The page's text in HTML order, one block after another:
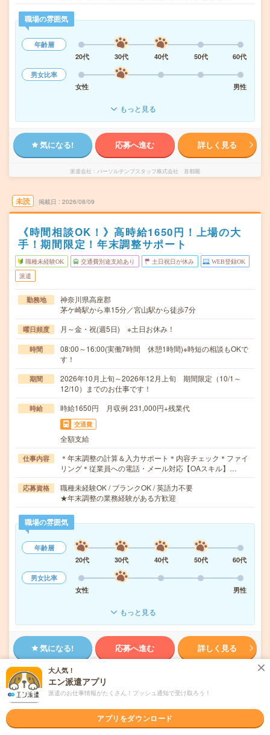
職場の雰囲気
年齢層
20代
30代 40代 50代
60代
男女比率
女性
男性
もっと見る
気になる! 応募へ進む 詳しく見る
派遣会社 パーソルテンプスタッフ株式会社 首都圏
未読 掲載日 2026/08/09
《時間相談OK！》高時給1650円！上場の大
手！期間限定！年末調整サポート
職種未経験OK 交通費別途支給あり 土日祝日が休み WEB登録OK
派遣
勤務地
神奈川県高座郡
茅ケ崎駅から車15分／宮山駅から徒歩7分
曜日頻度 月～金・祝(週5日) ※土日お休み！
時間
08:00～16:00(実働7時間 休憩1時間)※時短の相談もOKで
す！
期間
2026年10月上旬～2026年12月上旬 期間限定（10/1～
12/10）までのお仕事です！
時給 時給1650円 月収例 231,000円+残業代
交通費
全額支給
仕事内容
＊年末調整の計算＆入力サポート＊内容チェック＊ファイ
リング＊従業員への電話・メール対応【OAスキル】…
応募資格
職種未経験OK / ブランクOK / 英語力不要
★年末調整の業務経験がある方歓迎
職場の雰囲気
年齢層
20代
30代 40代 50代
60代
男女比率
女性
男性
もっと見る
気になる! 応募へ進む 詳しく見る
派遣会社
未読 掲載日
大人気！
エン派遣アプリ
派遣のお仕事情報がたくさん！プッシュ通知で受け取ろう！
アプリをダウンロード